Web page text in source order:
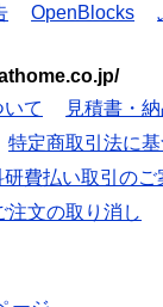
OpenBlocks
て
見積書・
特定商取引法に
費払い取引のご
注文の取り消し